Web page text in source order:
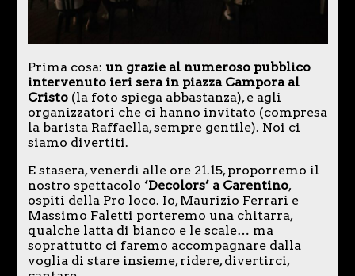
Prima cosa: un grazie al numeroso pubblico
intervenuto ieri sera in piazza Campora al
Cristo(la foto spiega abbastanza), e agli
organizzatori che ci hanno invitato (compresa
la barista Raffaella, sempre gentile). Noi ci
siamo divertiti.
E stasera, venerdì alle ore 21.15, proporremo il
nostro spettacolo ‘Decolors’ a Carentino,
ospiti della Pro loco. Io, Maurizio Ferrari e
Massimo Faletti porteremo una chitarra,
qualche latta di bianco e le scale… ma
soprattutto ci faremo accompagnare dalla
voglia di stare insieme, ridere, divertirci,